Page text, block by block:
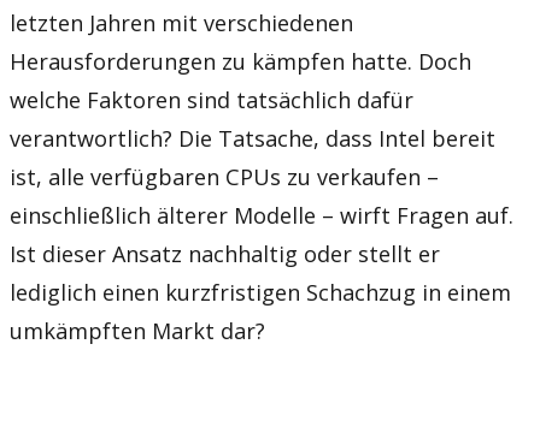
letzten Jahren mit verschiedenen
Herausforderungen zu kämpfen hatte. Doch
welche Faktoren sind tatsächlich dafür
verantwortlich? Die Tatsache, dass Intel bereit
ist, alle verfügbaren CPUs zu verkaufen –
einschließlich älterer Modelle – wirft Fragen auf.
Ist dieser Ansatz nachhaltig oder stellt er
lediglich einen kurzfristigen Schachzug in einem
umkämpften Markt dar?